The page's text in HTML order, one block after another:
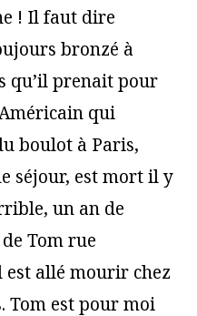
! Il faut dire
bronzé à
qu’il prenait pour
qui
boulot à Paris,
séjour, est mort il y
un an de
Tom rue
allé mourir chez
Tom est pour moi